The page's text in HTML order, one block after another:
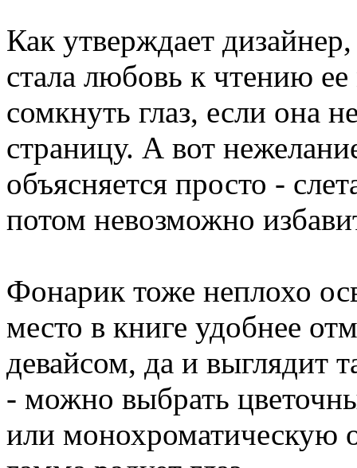
Как утверждает
стала любовь к чтению
сомкнуть глаз, если она
страницу. А вот
объясняется просто -
потом невозможно
Фонарик тоже неплохо
место в книге удобнее
девайсом, да и выглядит
- можно выбрать
или монохроматическую